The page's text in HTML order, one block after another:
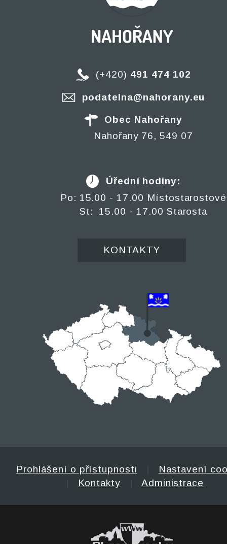
(+420) 491 474 102
podatelna@nahorany.eu
Obec Nahořany
Nahořany 76, 549 07
Úřední hodiny:
Po: 15.00 - 17.00 Místostarostové
St: 15.00 - 17.00 Starosta
KONTAKTY
Prohlášení o přístupnosti
Nastavení
Kontakty Administrace